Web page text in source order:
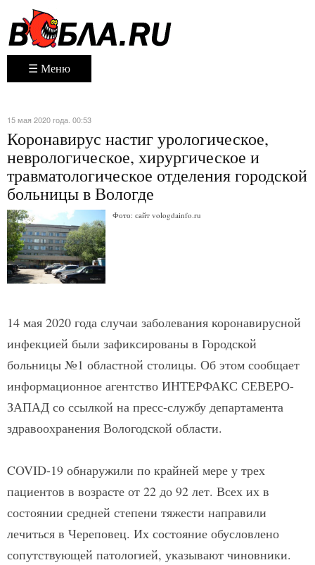
☰ Меню
15 мая 2020 года. 00:53
Коронавирус настиг урологическое,
неврологическое, хирургическое и
травматологическое отделения городской
больницы в Вологде
Фото: сайт vologdainfo.ru
14 мая 2020 года случаи заболевания коронавирусной
инфекцией были зафиксированы в Городской
больницы №1 областной столицы. Об этом сообщает
информационное агентство ИНТЕРФАКС СЕВЕРО-
ЗАПАД со ссылкой на пресс-службу департамента
здравоохранения Вологодской области.
COVID-19 обнаружили по крайней мере у трех
пациентов в возрасте от 22 до 92 лет. Всех их в
состоянии средней степени тяжести направили
лечиться в Череповец. Их состояние обусловлено
сопутствующей патологией, указывают чиновники.